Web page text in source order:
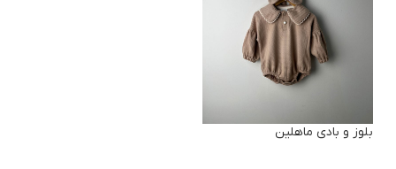
بلوز و بادی ماهلین